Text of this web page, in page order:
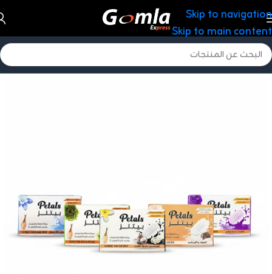
Skip to navigation
Skip to main content